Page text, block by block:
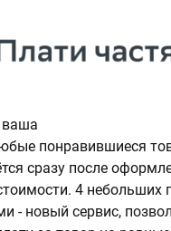
ваша
понравившиеся
сразу после
4 небольших
- новый сервис,